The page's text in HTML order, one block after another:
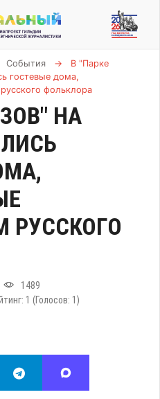
События →
В "Парке
гостевые дома,
фольклора
НА
РУССКОГО
1489
1 (Голосов: 1 )